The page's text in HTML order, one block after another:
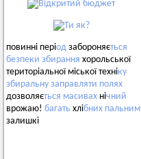
повинні період забороняється
безпеки збирання хорольської
територіальної міської техніку
збиральну заправляти полях
дозволяється масивах нічний
врожаю! багать хлібних пальним
залишкі